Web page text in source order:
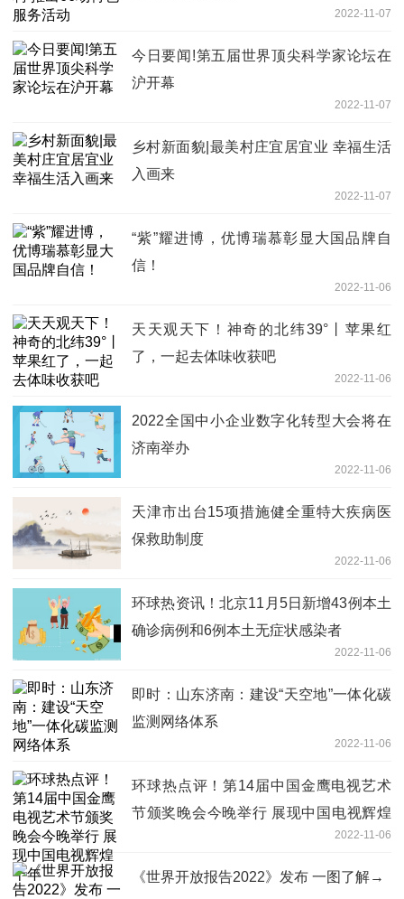
2022-11-07
今日要闻!第五届世界顶尖科学家论坛在
沪开幕
2022-11-07
乡村新面貌|最美村庄宜居宜业 幸福生活
入画来
2022-11-07
“紫”耀进博，优博瑞慕彰显大国品牌自
信！
2022-11-06
天天观天下！神奇的北纬39°丨苹果红
了，一起去体味收获吧
2022-11-06
2022全国中小企业数字化转型大会将在
济南举办
2022-11-06
天津市出台15项措施健全重特大疾病医
保救助制度
2022-11-06
环球热资讯！北京11月5日新增43例本土
确诊病例和6例本土无症状感染者
2022-11-06
即时：山东济南：建设“天空地”一体化碳
监测网络体系
2022-11-06
环球热点评！第14届中国金鹰电视艺术
节颁奖晚会今晚举行 展现中国电视辉煌
2022-11-06
《世界开放报告2022》发布 一图了解→